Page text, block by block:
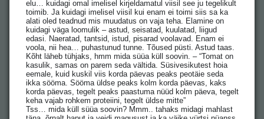
elu… kuidagi omal imelisel kirjeldamatul viisil see ju tegelikult
toimib. Ja kuidagi imelisel viisil kui enam ei toimi siis sa ka
alati oled teadnud mis muudatus on vaja teha. Elamine on
kuidagi väga loomulik – astud, seisatad, kuulatad, liigud
edasi. Naeratad, tantsid, istud, pisarad voolavad. Enam ei
voola, nii hea… puhastunud tunne. Tõused püsti. Astud taas.
Kõht läheb tühjaks, hmm mida süüa küll soovin. – “Tomat on
kasulik, samas on parem seda vältida. Süsivesikutest hoia
eemale, kuid kuskil viis korda päevas peaks peotäie seda
ikka sööma. Sööma üldse peaks kolm korda päevas, kaks
korda päevas, tegelt peaks paastuma nüüd kolm päeva, tegelt
keha vajab rohkem proteiini, tegelt üldse mitte”
Tss… mida küll süüa soovin? Mmm.. tahaks midagi mahlast